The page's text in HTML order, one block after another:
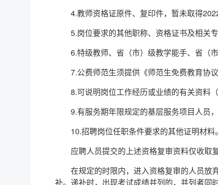
4.教师资格证原件、复印件，暂未取得
5.岗位要求的其他职称、资格证书及相关
6.特级教师、省（市）级教学能手、省（
7.公费师范生须提供《师范生免费教育协
8.可说明岗位工作经历或业绩的有关资料
9.有服务期年限规定的基层服务项目人员
10.招聘岗位任职条件要求的其他证明材料。
应聘人员提交的上述资格复审资料仅收取
在规定的时限内，进入资格复审的人员放
补。递补时，出现考试成绩并列的，并列者同